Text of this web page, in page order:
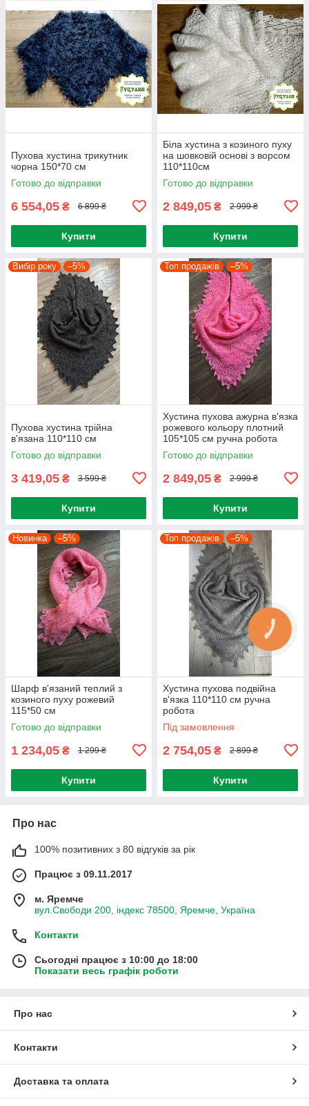
Пухова хустина трикутник
чорна 150*70 см
Готово до відправки
6 554,05 ₴ 6 899 ₴
Купити
Біла хустина з козиного пуху
на шовковій основі з ворсом
110*110см
Готово до відправки
2 849,05 ₴ 2 999 ₴
Купити
Вибір року –5%
Пухова хустина трійна
в'язана 110*110 см
Готово до відправки
3 419,05 ₴ 3 599 ₴
Купити
Топ продажів –5%
Хустина пухова ажурна в'язка
рожевого кольору плотний
105*105 см ручна робота
100% козиний пух
Готово до відправки
2 849,05 ₴ 2 999 ₴
Купити
Новинка –5%
Шарф в'язаний теплий з
козиного пуху рожевий
115*50 см
Готово до відправки
1 234,05 ₴ 1 299 ₴
Купити
Топ продажів –5%
Хустина пухова подвійна
в'язка 110*110 см ручна
робота
Під замовлення
2 754,05 ₴ 2 899 ₴
Купити
Про нас
100% позитивних з 80 відгуків за рік
Працює з 09.11.2017
м. Яремче
вул.Свободи 200, індекс 78500, Яремче, Україна
Контакти
Сьогодні працює з 10:00 до 18:00
Показати весь графік роботи
Про нас
Контакти
Доставка та оплата